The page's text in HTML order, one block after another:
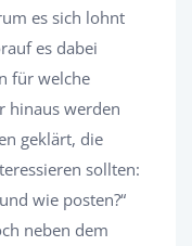
es sich lohnt
es dabei
für welche
hinaus werden
geklärt, die
sollten:
wie posten?“
neben dem